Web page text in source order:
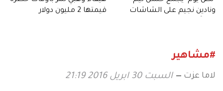
ونادين نجيم على الشاشات
قيمتها 2 مليون دولار
#مشاهير
لاما عزت السبت 30 ابريل 2016 21:19